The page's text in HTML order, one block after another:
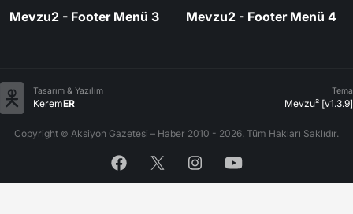
Mevzu2 - Footer Menü 3 Mevzu2 - Footer Menü 4
Tasarım & Yazılım
KeremER
Tema
Mevzu² [v1.3.9]
Copyright © Aksiyon Gazetesi – Haber 2010 - 2026. Tüm Hakları Saklıdır.